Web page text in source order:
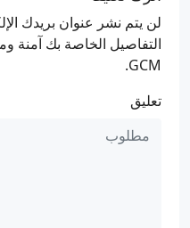
لن يتم نشر عنوان بريدك
GCM.
تعليق